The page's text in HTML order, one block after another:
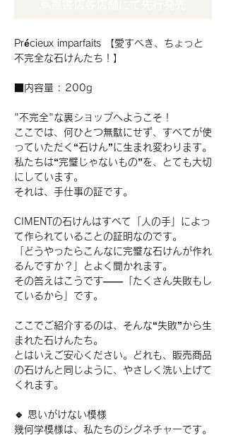
Précieux imparfaits
【愛すべき、ちょっと
不完全な石けんたち！】
■内容量 : 200g
"不完全"な裏ショップへようこそ！
ここでは、何ひとつ無駄にせず、すべてが使
っていただく“石けん”に生まれ変わります。
私たちは“完璧じゃないもの”を、とても大切
にしています。
それは、手仕事の証です。
CIMENTの石けんはすべて「人の手」によっ
て作られていることの証明なのです。
「どうやったらこんなに完璧な石けんが作れ
るんですか？」とよく聞かれます。
その答えはこうです――「たくさん失敗もし
ているから」です。
ここでご紹介するのは、そんな“失敗”から生
まれた石けんたち。
とはいえご安心ください。どれも、販売商品
の石けんと同じように、やさしく洗い上げて
くれます。
🔹 思いがけない模様
幾何学模様は、私たちのシグネチャーです。